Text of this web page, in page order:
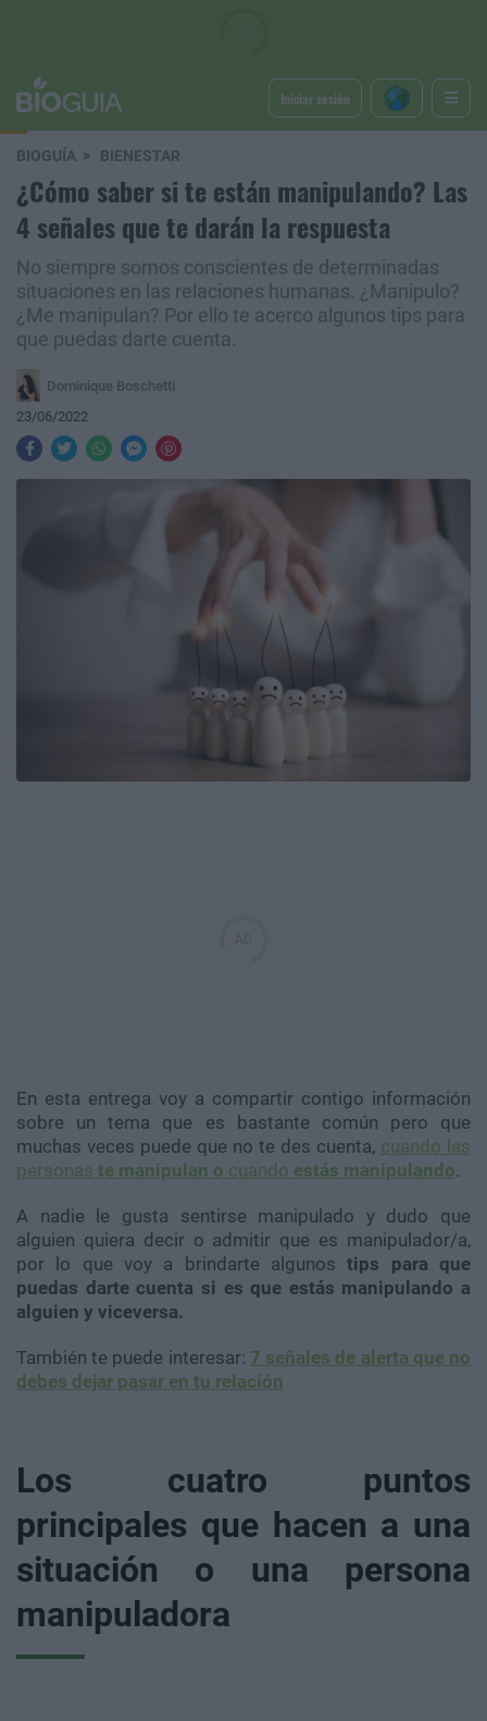
Iniciar sesión
BIOGUÍA BIENESTAR
¿Cómo saber si te están manipulando? Las
4 señales que te darán la respuesta
No siempre somos conscientes de determinadas
situaciones en las relaciones humanas. ¿Manipulo?
¿Me manipulan? Por ello te acerco algunos tips para
que puedas darte cuenta.
Dominique Boschetti
23/06/2022
En esta entrega voy a compartir contigo información
sobre un tema que es bastante común pero que
muchas veces puede que no te des cuenta, cuando las
personas te manipulan o cuando estás manipulando.
A nadie le gusta sentirse manipulado y dudo que
alguien quiera decir o admitir que es manipulador/a,
por lo que voy a brindarte algunos tips para que
puedas darte cuenta si es que estás manipulando a
alguien y viceversa.
También te puede interesar: 7 señales de alerta que no
debes dejar pasar en tu relación
Los cuatro puntos
principales que hacen a una
situación o una persona
manipuladora